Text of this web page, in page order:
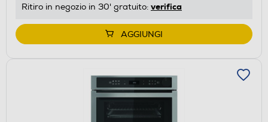
Ritiro in negozio in 30' gratuito: verifica
AGGIUNGI